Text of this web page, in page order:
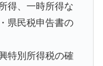
得、一時所得な
県民税申告書の
特別所得税の確